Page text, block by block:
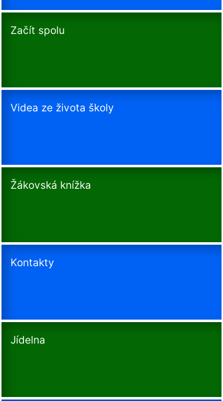
Začít spolu
Videa ze života školy
Žákovská knížka
Kontakty
Jídelna